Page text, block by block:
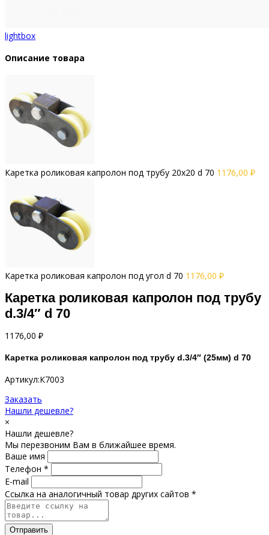
lightbox
Описание товара
Каретка роликовая капролон под трубу 20х20 d 70 1176,00 ₽
Каретка роликовая капролон под угол d 70 1176,00 ₽
Каретка роликовая капролон под трубу
d.3/4″ d 70
1176,00 ₽
Каретка роликовая капролон под трубу d.3/4″ (25мм) d 70
Артикул:К7003
Заказать
Нашли дешевле?
×
Нашли дешевле?
Мы перезвоним Вам в ближайшее время.
Ваше имя
Телефон *
E-mail
Ссылка на аналогичный товар других сайтов *
Отправить